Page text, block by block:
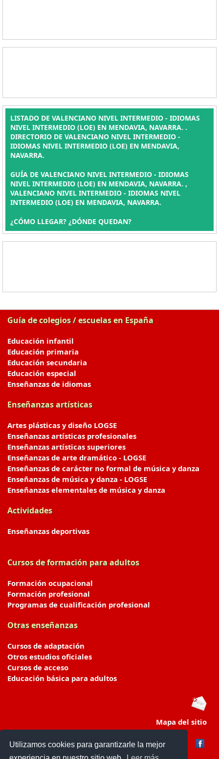
Utilizamos cookies para garantizarle la mejor
LISTADO DE VALENCIANO NIVEL INTERMEDIO - IDIOMAS
NIVEL INTERMEDIO (LOE) EN MENDAVIA, NAVARRA. .
DIRECTORIO DE VALENCIANO NIVEL INTERMEDIO -
IDIOMAS NIVEL INTERMEDIO (LOE) EN MENDAVIA,
NAVARRA.
GUÍA DE VALENCIANO NIVEL INTERMEDIO - IDIOMAS
NIVEL INTERMEDIO (LOE) EN MENDAVIA, NAVARRA. ,
VALENCIANO NIVEL INTERMEDIO - IDIOMAS NIVEL
INTERMEDIO (LOE) EN MENDAVIA, NAVARRA.
¿CÓMO LLEGAR? ¿DÓNDE QUEDAN?
Guía de colegios / escuelas en España
Educación infantil
Educación primaria
Educación secundaria
Educación especial
Enseñanzas de idiomas
Enseñanzas artísticas
Artes plásticas y diseño LOGSE
Enseñanzas artísticas profesionales
Enseñanzas artísticas superiores
Enseñanzas de arte dramático - LOGSE
Enseñanzas de carácter no formal de música y danza
Enseñanzas de música y danza - LOGSE
Enseñanzas elementales de música y danza
Actividades
Enseñanzas deportivas
Cursos de formación para adultos
Formación ocupacional
Formación profesional
Programas de cualificación profesional
Otras enseñanzas
Cursos de adaptación
Otros estudios oficiales
Cursos de acceso
Educación básica para adultos
Mapa del sitio